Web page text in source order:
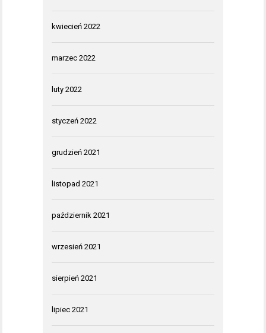
kwiecień 2022
marzec 2022
luty 2022
styczeń 2022
grudzień 2021
listopad 2021
październik 2021
wrzesień 2021
sierpień 2021
lipiec 2021